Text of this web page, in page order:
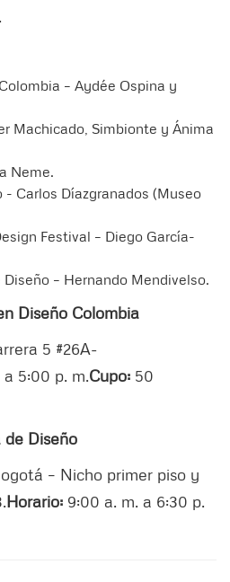
– Aydée Ospina y
Machicado, Simbionte y Ánima
Neme.
- Carlos Díazgranados (Museo
Festival – Diego García-
– Hernando Mendivelso.
Diseño Colombia
5 #26A-
a 5:00 p. m.Cupo: 50
de Diseño
– Nicho primer piso y
Horario: 9:00 a. m. a 6:30 p.